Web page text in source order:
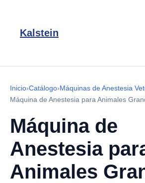
Kalstein
Inicio›Catálogo›Máquinas de Anestesia
Máquina de Anestesia para Animales
Máquina de
Anestesia
Animales